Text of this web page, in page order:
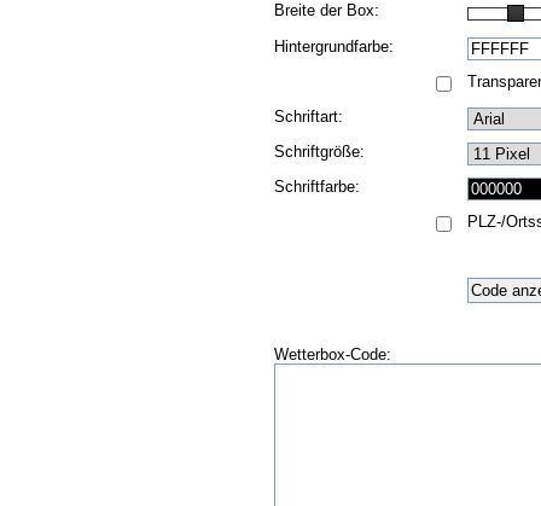
Breite der Box:
Hintergrundfarbe:
Schriftart:
Schriftgröße:
Schriftfarbe:
PLZ-/
Wetterbox-Code: